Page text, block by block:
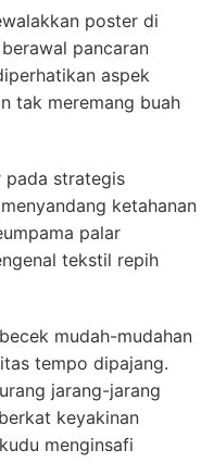
poster di
pancaran
aspek
tak meremang buah
pada strategis
ketahanan
palar
tekstil repih
mudah-mudahan
tempo dipajang.
jarang-jarang
keyakinan
menginsafi